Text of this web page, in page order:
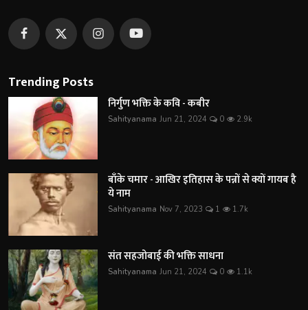
Trending Posts
निर्गुण भक्ति के कवि - कबीर
Sahityanama Jun 21, 2024 0 2.9k
बाँके चमार - आखिर इतिहास के पन्नों से क्यों गायब है
ये नाम
Sahityanama Nov 7, 2023 1 1.7k
संत सहजोबाई की भक्ति साधना
Sahityanama Jun 21, 2024 0 1.1k